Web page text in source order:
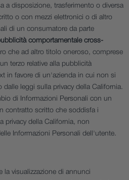
a disposizione, trasferimento o diversa
o con mezzi elettronici o di altro
di un consumatore da parte
comportamentale cross-
che ad altro titolo oneroso, comprese
terzo relative alla pubblicità
in favore di un'azienda in cui non si
leggi sulla privacy della California.
di Informazioni Personali con un
contratto scritto che soddisfa i
privacy della California, non
Informazioni Personali dell'utente.
la visualizzazione di annunci